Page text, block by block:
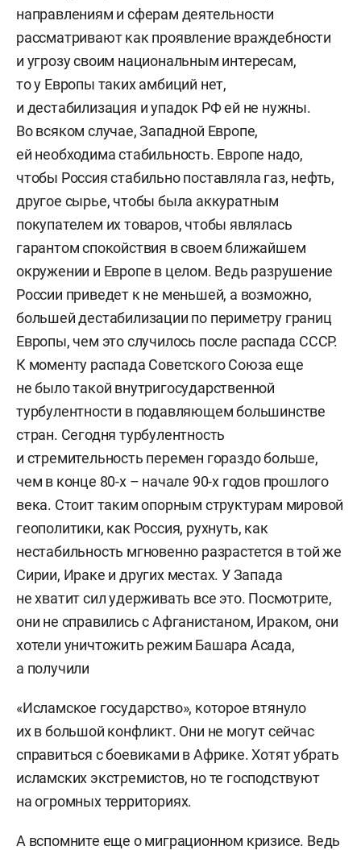
направлениям и сферам деятельности
рассматривают как проявление враждебности
и угрозу своим национальным интересам,
то у Европы таких амбиций нет,
и дестабилизация и упадок РФ ей не нужны.
Во всяком случае, Западной Европе,
ей необходима стабильность. Европе надо,
чтобы Россия стабильно поставляла газ, нефть,
другое сырье, чтобы была аккуратным
покупателем их товаров, чтобы являлась
гарантом спокойствия в своем ближайшем
окружении и Европе в целом. Ведь разрушение
России приведет к не меньшей, а возможно,
большей дестабилизации по периметру границ
Европы, чем это случилось после распада СССР.
К моменту распада Советского Союза еще
не было такой внутригосударственной
турбулентности в подавляющем большинстве
стран. Сегодня турбулентность
и стремительность перемен гораздо больше,
чем в конце 80-х – начале 90-х годов прошлого
века. Стоит таким опорным структурам мировой
геополитики, как Россия, рухнуть, как
нестабильность мгновенно разрастется в той же
Сирии, Ираке и других местах. У Запада
не хватит сил удерживать все это. Посмотрите,
они не справились с Афганистаном, Ираком, они
хотели уничтожить режим Башара Асада,
а получили
«Исламское государство», которое втянуло
их в большой конфликт. Они не могут сейчас
справиться с боевиками в Африке. Хотят убрать
исламских экстремистов, но те господствуют
на огромных территориях.
А вспомните еще о миграционном кризисе. Ведь